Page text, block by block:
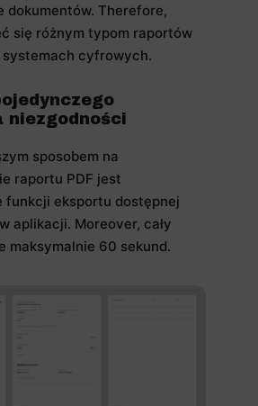
dokumentów. Therefore,
się różnym typom raportów
cyfrowych.
niezgodności
sposobem na
raportu PDF jest
funkcji eksportu dostępnej
aplikacji. Moreover, cały
maksymalnie 60 sekund.